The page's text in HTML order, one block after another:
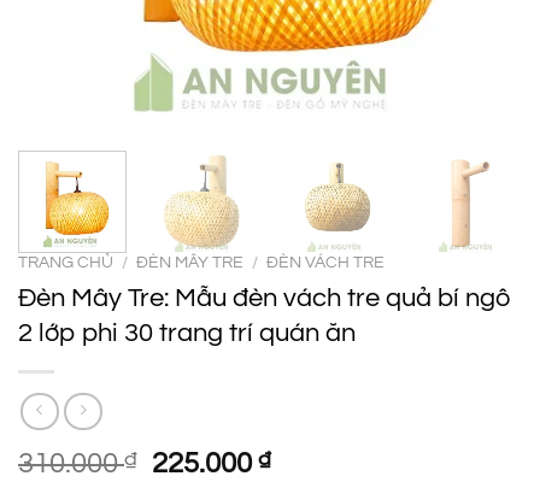
TRANG CHỦ / ĐÈN MÂY TRE / ĐÈN VÁCH TRE
Đèn Mây Tre: Mẫu đèn vách tre quả bí ngô
2 lớp phi 30 trang trí quán ăn
310.000₫
Giá
225.000₫Giá